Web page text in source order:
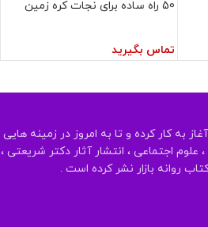
50 راه ساده برای نجات کره زمین
تماس بگیرید
انتشارات چاپخش از سال ۱۳۳۶ آغاز به کار کرده و تا به امروز در زمینه هایی
علوم اجتماعی ، انتشار آثار دکتر شریعتی ،